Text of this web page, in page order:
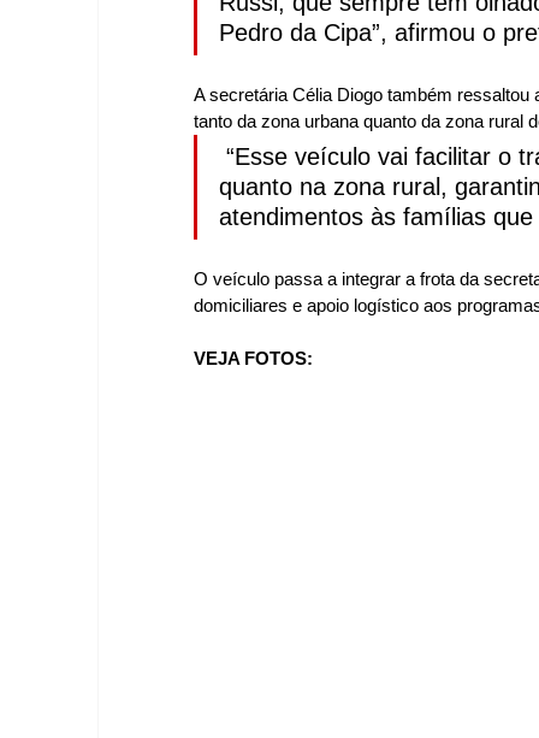
Pedro da Cipa”, afirmou o
A secretária Célia Diogo também
tanto da zona urbana quanto da zona rural
“Esse veículo vai facilitar o
quanto na zona rural,
atendimentos às famílias
O veículo passa a integrar a frota da
domiciliares e apoio logístico aos
VEJA FOTOS: